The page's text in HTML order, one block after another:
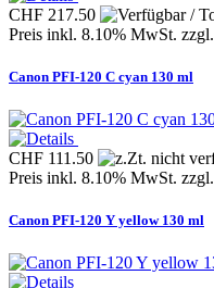
CHF 217.50
Preis inkl. 8.10% MwSt. zzgl.
Canon PFI-120 C cyan 130 ml
CHF 111.50
Preis inkl. 8.10% MwSt. zzgl.
Canon PFI-120 Y yellow 130 ml